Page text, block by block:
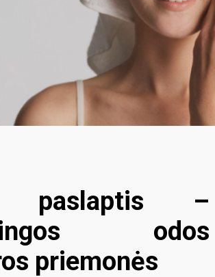
paslaptis –
odos
priemonės